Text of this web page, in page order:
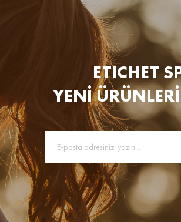
ETICHET
YENİ